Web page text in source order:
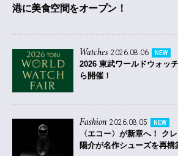
港に美食空間をオープン！
Watches 2026.08.06 NEW
2026 東武ワールドウォッ
ら開催！
Fashion 2026.08.05 NEW
〈エコー〉が新章へ！ ク
陽介が名作シューズを再構